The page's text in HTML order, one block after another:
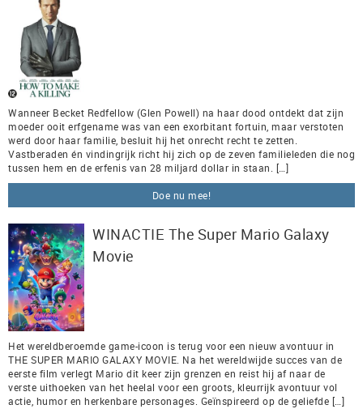
Wanneer Becket Redfellow (Glen Powell) na haar dood ontdekt dat zijn
moeder ooit erfgename was van een exorbitant fortuin, maar verstoten
werd door haar familie, besluit hij het onrecht recht te zetten.
Vastberaden én vindingrijk richt hij zich op de zeven familieleden die nog
tussen hem en de erfenis van 28 miljard dollar in staan. […]
Doe nu mee!
WINACTIE The Super Mario Galaxy
Movie
Het wereldberoemde game-icoon is terug voor een nieuw avontuur in
THE SUPER MARIO GALAXY MOVIE. Na het wereldwijde succes van de
eerste film verlegt Mario dit keer zijn grenzen en reist hij af naar de
verste uithoeken van het heelal voor een groots, kleurrijk avontuur vol
actie, humor en herkenbare personages. Geïnspireerd op de geliefde […]